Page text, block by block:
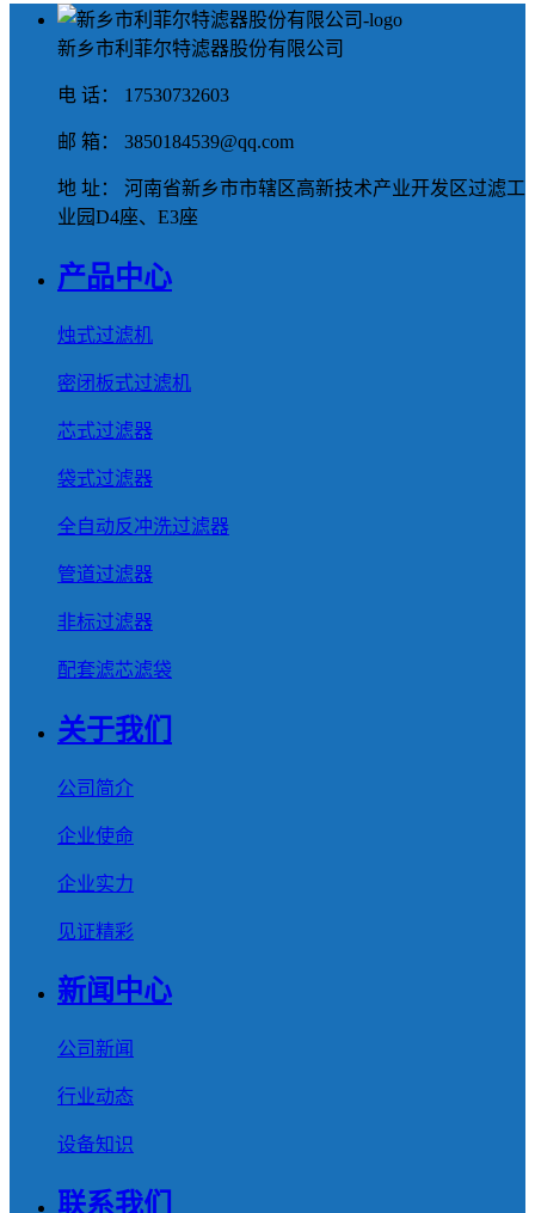
新乡市利菲尔特滤器股份有限公司
电 话： 17530732603
邮 箱： 3850184539@qq.com
地 址： 河南省新乡市市辖区高新技术产业开发区过滤工
业园D4座、E3座
产品中心
烛式过滤机
密闭板式过滤机
芯式过滤器
袋式过滤器
全自动反冲洗过滤器
管道过滤器
非标过滤器
配套滤芯滤袋
关于我们
公司简介
企业使命
企业实力
见证精彩
新闻中心
公司新闻
行业动态
设备知识
联系我们